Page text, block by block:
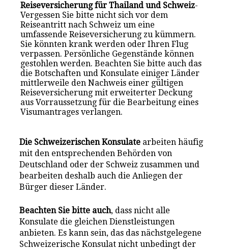
Reiseversicherung für Thailand und Schweiz-
Vergessen Sie bitte nicht sich vor dem
Reiseantritt nach Schweiz um eine
umfassende Reiseversicherung zu kümmern.
Sie könnten krank werden oder Ihren Flug
verpassen. Persönliche Gegenstände können
gestohlen werden. Beachten Sie bitte auch das
die Botschaften und Konsulate einiger Länder
mittlerweile den Nachweis einer gültigen
Reiseversicherung mit erweiterter Deckung
aus Vorraussetzung für die Bearbeitung eines
Visumantrages verlangen.
Die Schweizerischen Konsulate arbeiten häufig
mit den entsprechenden Behörden von
Deutschland oder der Schweiz zusammen und
bearbeiten deshalb auch die Anliegen der
Bürger dieser Länder.
Beachten Sie bitte auch, dass nicht alle
Konsulate die gleichen Dienstleistungen
anbieten. Es kann sein, das das nächstgelegene
Schweizerische Konsulat nicht unbedingt der